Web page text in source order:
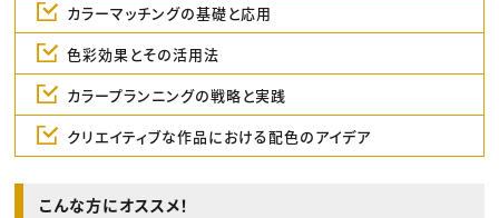
カラーマッチングの基礎と応用
色彩効果とその活用法
カラープランニングの戦略と実践
クリエイティブな作品における配色のアイデア
こんな方にオススメ！